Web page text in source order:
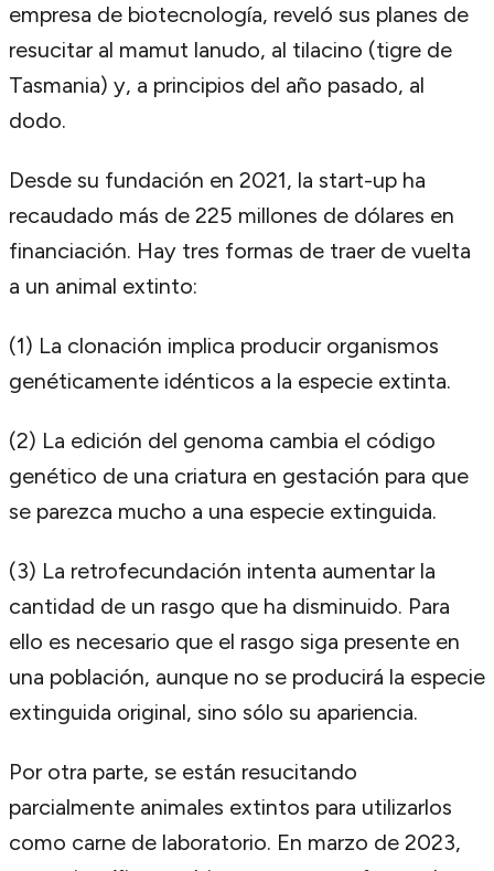
empresa de biotecnología, reveló sus planes de
resucitar al mamut lanudo, al tilacino (tigre de
Tasmania) y, a principios del año pasado, al
dodo.
Desde su fundación en 2021, la start-up ha
recaudado más de 225 millones de dólares en
financiación. Hay tres formas de traer de vuelta
a un animal extinto:
(1) La clonación implica producir organismos
genéticamente idénticos a la especie extinta.
(2) La edición del genoma cambia el código
genético de una criatura en gestación para que
se parezca mucho a una especie extinguida.
(3) La retrofecundación intenta aumentar la
cantidad de un rasgo que ha disminuido. Para
ello es necesario que el rasgo siga presente en
una población, aunque no se producirá la especie
extinguida original, sino sólo su apariencia.
Por otra parte, se están resucitando
parcialmente animales extintos para utilizarlos
como carne de laboratorio. En marzo de 2023,